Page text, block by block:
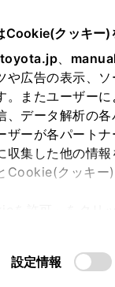
Cookie(クッキー)
toyota.jp、
や広告の表示、
。またユーザー
、データ解析の
ザーが各パート
収集した他の情
Cookie(クッキー)
い。
設定情報